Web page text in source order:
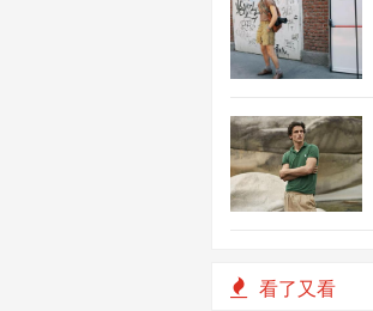
看了又看